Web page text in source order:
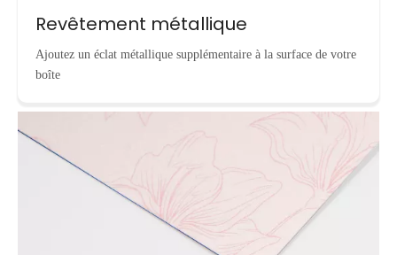
Revêtement métallique
Ajoutez un éclat métallique supplémentaire à la surface de votre
boîte